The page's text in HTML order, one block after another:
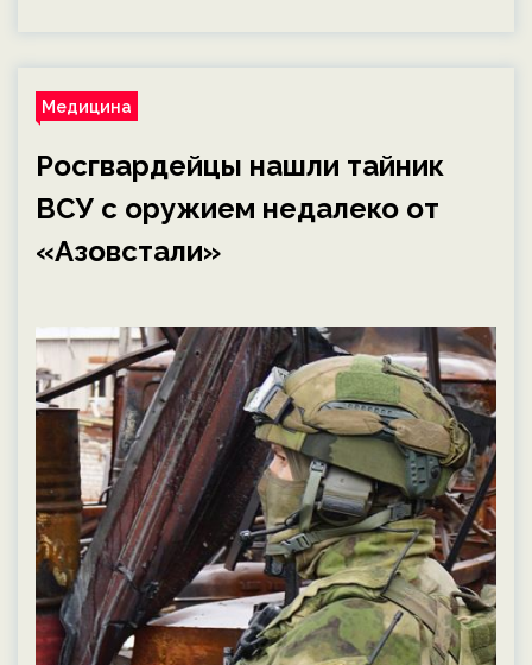
Медицина
Росгвардейцы нашли тайник
ВСУ с оружием недалеко от
«Азовстали»